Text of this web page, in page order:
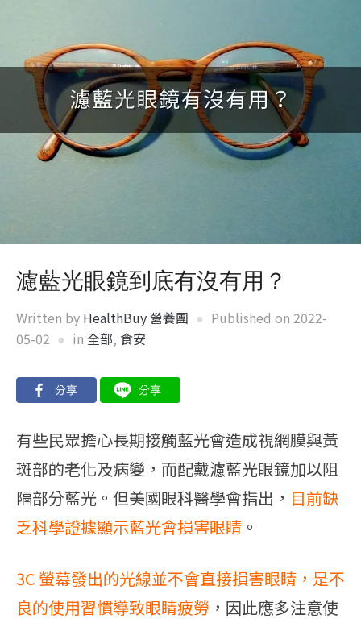
濾藍光眼鏡到底有沒有用？
Written by HealthBuy 營養團 Published on 2022-
05-02
in 全部, 食安
有些民眾擔心長期接觸藍光會造成視網膜與黃
斑部的老化及病變，而配戴濾藍光眼鏡加以阻
隔部分藍光。但美國眼科醫學會指出， 目前缺
乏科學證據顯示藍光會損害眼睛 。
3C 螢幕發出的光線並不會直接損害眼睛，是不
良的使用習慣導致眼睛疲勞 ，因此應多注意使